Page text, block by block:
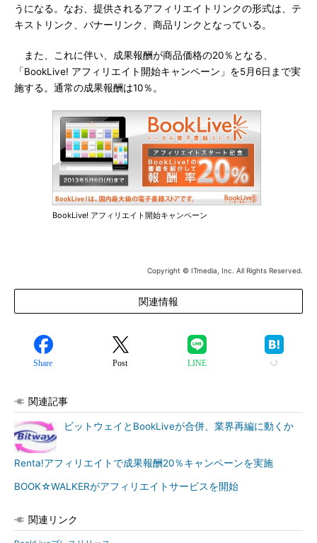
うになる。なお、提供されるアフィリエイトリンクの形式は、テ
キストリンク、バナーリンク、商品リンクとなっている。
また、これに伴い、成果報酬が商品価格の20％となる、
「BookLive! アフィリエイト開始キャンペーン」を5月6日まで実
施する。通常の成果報酬は10％。
BookLive! アフィリエイト開始キャンペーン
Copyright © ITmedia, Inc. All Rights Reserved.
関連情報
Share Post LINE
関連記事
ビットウェイとBookLiveが合併、業界再編に動くか
Renta!アフィリエイトで成果報酬20％キャンペーンを実施
BOOK☆WALKERがアフィリエイトサービスを開始
関連リンク